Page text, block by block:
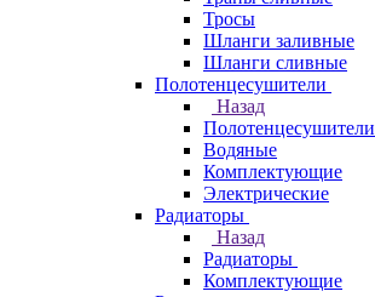
Тросы
Шланги заливные
Шланги сливные
Полотенцесушители
Назад
Полотенцесушители
Водяные
Комплектующие
Электрические
Радиаторы
Назад
Радиаторы
Комплектующие